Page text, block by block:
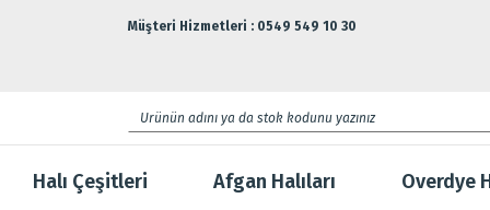
Müşteri Hizmetleri : 0549 549 10 30
Halı Çeşitleri Afgan Halıları Overdye